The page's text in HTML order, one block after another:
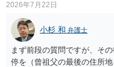
性はそれほど高くない（立
言えると思います。
2026年7月22日
小杉 和 弁護士
まず前段の質問ですが、そ
停を（曾祖父の最後の住所